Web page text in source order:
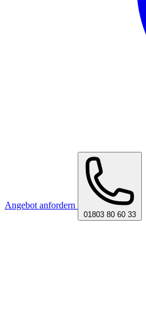
Angebot anfordern
01803 80 60 33